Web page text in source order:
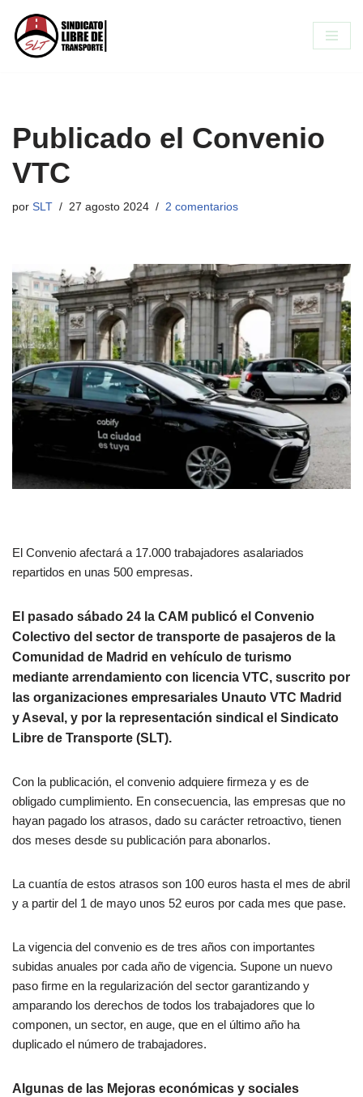
Saltar
Publicado el Convenio
VTC
por SLT 27 agosto 2024 2 comentarios
El Convenio afectará a 17.000 trabajadores asalariados
repartidos en unas 500 empresas.
El pasado sábado 24 la CAM publicó el Convenio
Colectivo del sector de transporte de pasajeros de la
Comunidad de Madrid en vehículo de turismo
mediante arrendamiento con licencia VTC, suscrito por
las organizaciones empresariales Unauto VTC Madrid
y Aseval, y por la representación sindical el Sindicato
Libre de Transporte (SLT).
Con la publicación, el convenio adquiere firmeza y es de
obligado cumplimiento. En consecuencia, las empresas que no
hayan pagado los atrasos, dado su carácter retroactivo, tienen
dos meses desde su publicación para abonarlos.
La cuantía de estos atrasos son 100 euros hasta el mes de abril
y a partir del 1 de mayo unos 52 euros por cada mes que pase.
La vigencia del convenio es de tres años con importantes
subidas anuales por cada año de vigencia. Supone un nuevo
paso firme en la regularización del sector garantizando y
amparando los derechos de todos los trabajadores que lo
componen, un sector, en auge, que en el último año ha
duplicado el número de trabajadores.
Algunas de las Mejoras económicas y sociales